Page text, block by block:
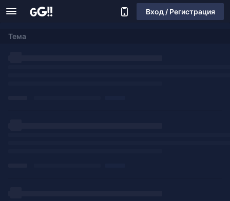
Вход / Регистрация
Тема